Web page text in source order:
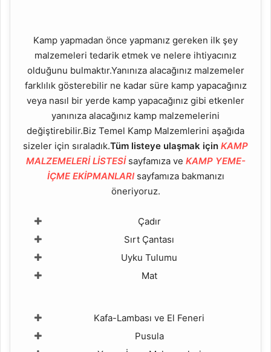
Kamp yapmadan önce yapmanız gereken ilk şey
malzemeleri tedarik etmek ve nelere ihtiyacınız
olduğunu bulmaktır.Yanınıza alacağınız malzemeler
farklılık gösterebilir ne kadar süre kamp yapacağınız
veya nasıl bir yerde kamp yapacağınız gibi etkenler
yanınıza alacağınız kamp malzemelerini
değiştirebilir.Biz Temel Kamp Malzemlerini aşağıda
sizeler için sıraladık.Tüm listeye ulaşmak için KAMP
MALZEMELERİ LİSTESİsayfamıza ve KAMP YEME-
İÇME EKİPMANLARI sayfamıza bakmanızı
öneriyoruz.
Çadır
Sırt Çantası
Uyku Tulumu
Mat
Kafa-Lambası ve El Feneri
Pusula